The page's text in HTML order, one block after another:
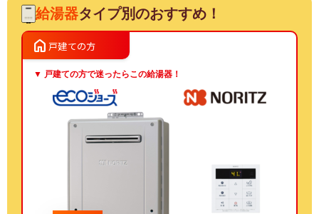
2050AWXからパロマ
FH-E2022SAWLへの交
換
C2042SAWXからパロ
マFH-E2022SAWL 13A
給湯器タイプ別のおすすめ！
home 戸建ての方
▼ 戸建ての方で迷ったらこの給湯器！